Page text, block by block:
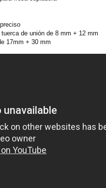
de unión de 8 mm + 12 mm
17mm + 30 mm